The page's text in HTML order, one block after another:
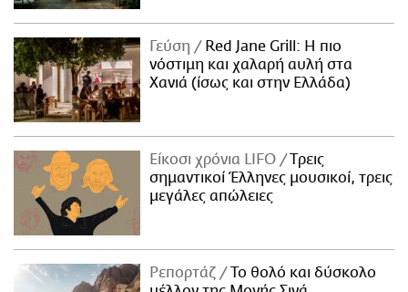
Γεύση
Red Jane Grill: Η πιο
νόστιμη και χαλαρή αυλή στα
Χανιά (ίσως και στην Ελλάδα)
Είκοσι χρόνια LIFO
Tρεις
σημαντικοί Έλληνες μουσικοί, τρεις
μεγάλες απώλειες
Ρεπορτάζ
Το θολό και δύσκολο